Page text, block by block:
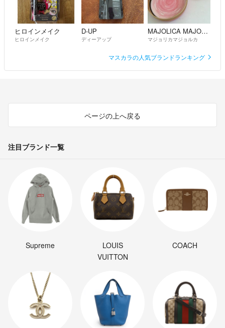
┗ゆうパック
注:)一番安い発送方法で発送します。
梱包は簡易包装でリサイクル品を使用します。
以上何か疑問等あればコメント欄から納得するまで質問をお願いします
ヒロインメイク
ヒロインメイク
D-UP
ディーアップ
MAJOLICA MAJORCA
マジョリカマジョルカ
マスカラの人気ブランドランキング
ページの上へ戻る
注目ブランド一覧
Supreme
LOUIS
VUITTON
COACH